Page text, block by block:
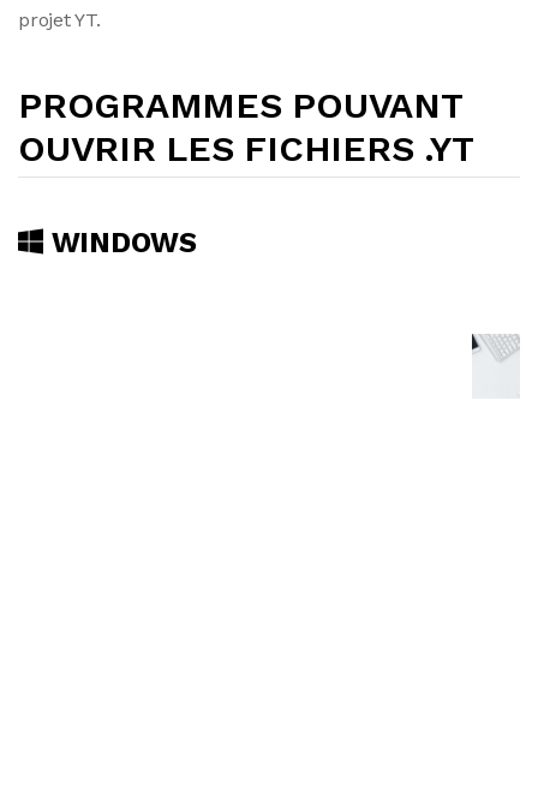
projet YT.
PROGRAMMES POUVANT
OUVRIR LES FICHIERS .YT
WINDOWS